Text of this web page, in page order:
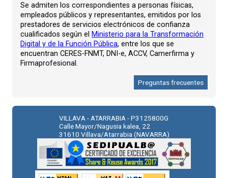
Se admiten los correspondientes a personas físicas,
empleados públicos y representantes, emitidos por los
prestadores de servicios electrónicos de confianza
cualificados según el Ministerio para la Transformación
Digital y de la Función Pública, entre los que se
encuentran CERES-FNMT, DNI-e, ACCV, Camerfirma y
Firmaprofesional.
Preguntas frecuentes
VILLAVA - ATARRABIA - P3125800G
Calle Mayor/Nagusia kalea, 22
31610 Villava/Atarrabia (NAVARRA)